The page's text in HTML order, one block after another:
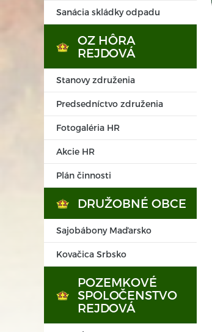
Sanácia skládky odpadu
OZ HÔRA
REJDOVÁ
Stanovy združenia
Predsedníctvo združenia
Fotogaléria HR
Akcie HR
Plán činnosti
DRUŽOBNÉ OBCE
Sajobábony Maďarsko
Kovačica Srbsko
POZEMKOVÉ
SPOLOČENSTVO
REJDOVÁ